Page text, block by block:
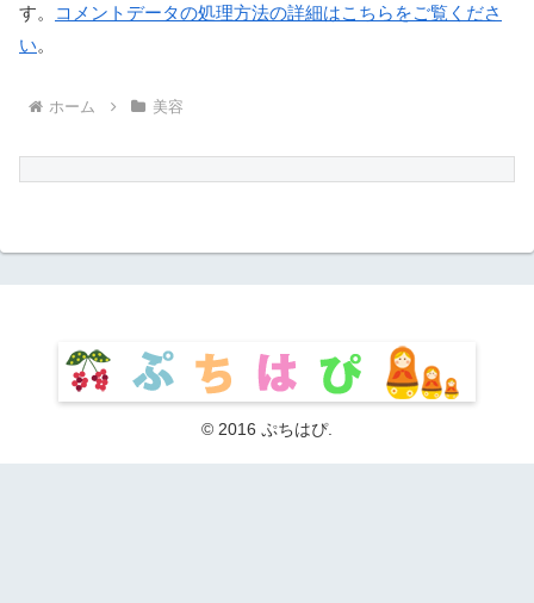
す。
コメントデータの処理方法の詳細はこちらをご覧くださ
い。
ホーム 美容
© 2016 ぷちはぴ.